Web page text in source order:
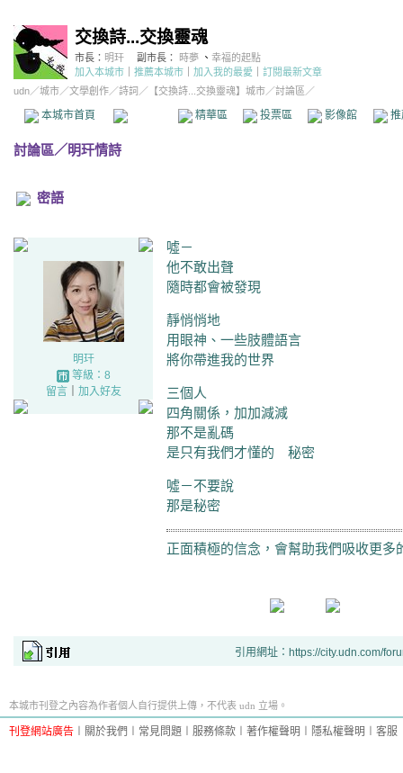
交換詩...交換靈魂
市長： 明玕 副市長： 時夢 、 幸福的起點
加入本城市
推薦本城市 加入我的最愛
訂閱最新文章
udn／城市／文學創作／詩詞 ／ 【交換詩...交換靈魂】城市／討論區／
本城市首頁 精華區 投票區 影像館
討論區／明玕情詩
密語
明玕
等級：8
留言｜ 加入好友
噓－
他不敢出聲
隨時都會被發現
靜悄悄地
用眼神、一些肢體語言
將你帶進我的世界
三個人
四角關係，加加減減
那不是亂碼
是只有我們才懂的 秘密
噓－不要說
那是秘密
正面積極的信念，會幫助我們吸收更多
引用網址：https://city.udn.com/
本城市刊登之內容為作者個人自行提供上傳，不代表 udn 立場。
刊登網站廣告 關於我們 常見問題 服務條款 著作權聲明 隱私權聲明 客服